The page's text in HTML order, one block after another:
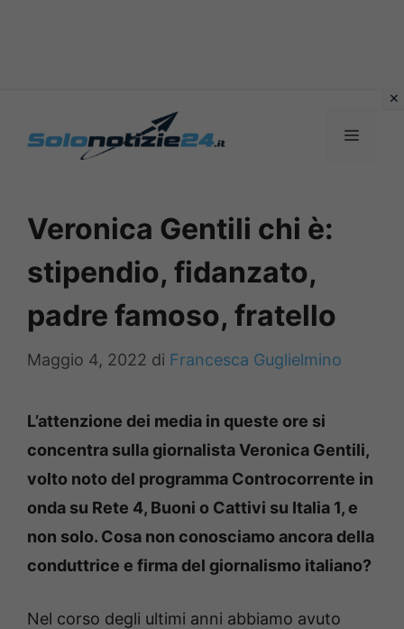
MENU
Veronica Gentili chi è:
stipendio, fidanzato,
padre famoso, fratello
Maggio 4, 2022 di Francesca Guglielmino
L’attenzione dei media in queste ore si
concentra sulla giornalista Veronica Gentili,
volto noto del programma Controcorrente in
onda su Rete 4, Buoni o Cattivi su Italia 1, e
non solo. Cosa non conosciamo ancora della
conduttrice e firma del giornalismo italiano?
Nel corso degli ultimi anni abbiamo avuto